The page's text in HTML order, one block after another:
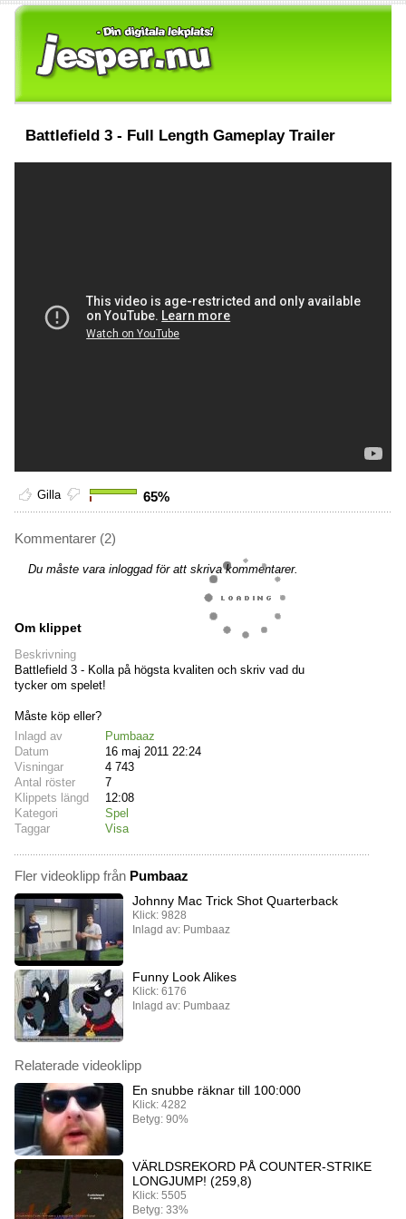
Battlefield 3 - Full Length Gameplay Trailer
Gilla 65%
Kommentarer (2)
Du måste vara inloggad för att skriva kommentarer.
Om klippet
Beskrivning
Battlefield 3 - Kolla på högsta kvaliten och skriv vad du
tycker om spelet!
Måste köp eller?
Inlagd av
Pumbaaz
Datum
16 maj 2011 22:24
Visningar
4 743
Antal röster
7
Klippets längd
12:08
Kategori
Spel
Taggar
Visa
Fler videoklipp från Pumbaaz
Johnny Mac Trick Shot Quarterback
Klick: 9828
Inlagd av: Pumbaaz
Funny Look Alikes
Klick: 6176
Inlagd av: Pumbaaz
Relaterade videoklipp
En snubbe räknar till 100:000
Klick: 4282
Betyg: 90%
VÄRLDSREKORD PÅ COUNTER-STRIKE
LONGJUMP! (259,8)
Klick: 5505
Betyg: 33%